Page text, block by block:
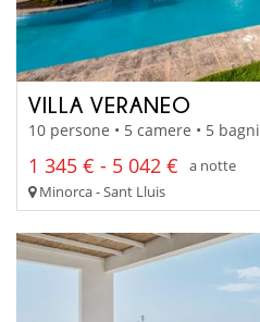
VILLA VERANEO
10 persone • 5 camere • 5 bagni
1 345 € - 5 042 €
a notte
Minorca - Sant Lluis